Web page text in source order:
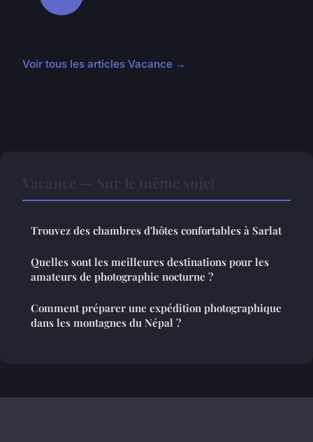
Voir tous les articles Vacance →
Trouvez des chambres d'hôtes confortables à Sarlat
Quelles sont les meilleures destinations pour les
amateurs de photographie nocturne ?
Comment préparer une expédition photographique
dans les montagnes du Népal ?